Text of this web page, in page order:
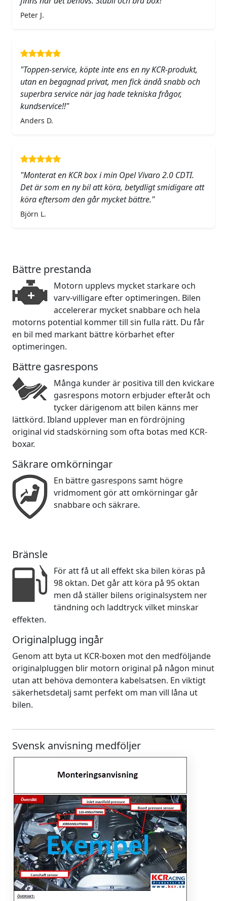
Peter J.
"Toppen-service, köpte inte ens en ny KCR-produkt,
utan en begagnad privat, men fick ändå snabb och
superbra service när jag hade tekniska frågor,
kundservice!!"
Anders D.
"Monterat en KCR box i min Opel Vivaro 2.0 CDTI.
Det är som en ny bil att köra, betydligt smidigare att
köra eftersom den går mycket bättre."
Björn L.
Bättre prestanda
Motorn upplevs mycket starkare och
varv-villigare efter optimeringen. Bilen
accelererar mycket snabbare och hela
motorns potential kommer till sin fulla rätt. Du får
en bil med markant bättre körbarhet efter
optimeringen.
Bättre gasrespons
Många kunder är positiva till den kvickare
gasrespons motorn erbjuder efteråt och
tycker därigenom att bilen känns mer
lättkörd. Ibland upplever man en fördröjning
original vid stadskörning som ofta botas med KCR-
boxar.
Säkrare omkörningar
En bättre gasrespons samt högre
vridmoment gör att omkörningar går
snabbare och säkrare.
Bränsle
För att få ut all effekt ska bilen köras på
98 oktan. Det går att köra på 95 oktan
men då ställer bilens originalsystem ner
tändning och laddtryck vilket minskar
effekten.
Originalplugg ingår
Genom att byta ut KCR-boxen mot den medföljande
originalpluggen blir motorn original på någon minut
utan att behöva demontera kabelsatsen. En viktigt
säkerhetsdetalj samt perfekt om man vill låna ut
bilen.
Svensk anvisning medföljer